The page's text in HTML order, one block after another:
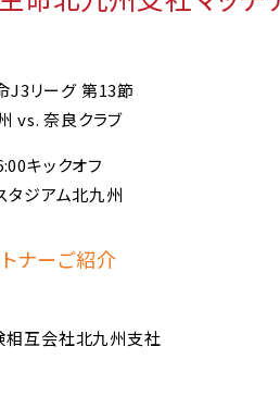
J3リーグ 第13節
vs. 奈良クラブ
キックオフ
タジアム北九州
ナーご紹介
相互会社北九州支社